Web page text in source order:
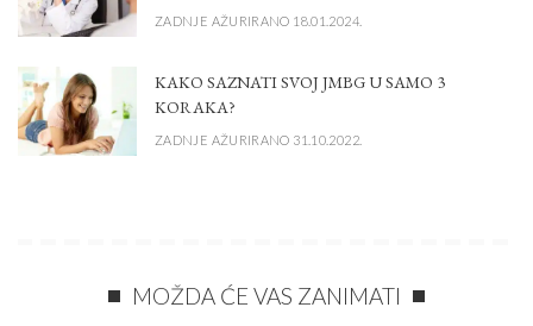
ZADNJE AŽURIRANO 18.01.2024.
KAKO SAZNATI SVOJ JMBG U SAMO 3
KORAKA?
ZADNJE AŽURIRANO 31.10.2022.
MOŽDA ĆE VAS ZANIMATI